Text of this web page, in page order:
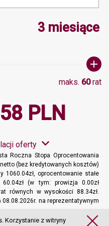
wartość 3,
3 miesiące
maks. 60rat
PLN
oferty
Roczna Stopa Oprocentowania
(bez kredytowanych kosztów)
1060.04zł, oprocentowanie stałe
(w tym: prowizja 0.00zł
równych w wysokości 88.34zł.
na reprezentatywnym
Więcej informacji
Korzystanie z witryny